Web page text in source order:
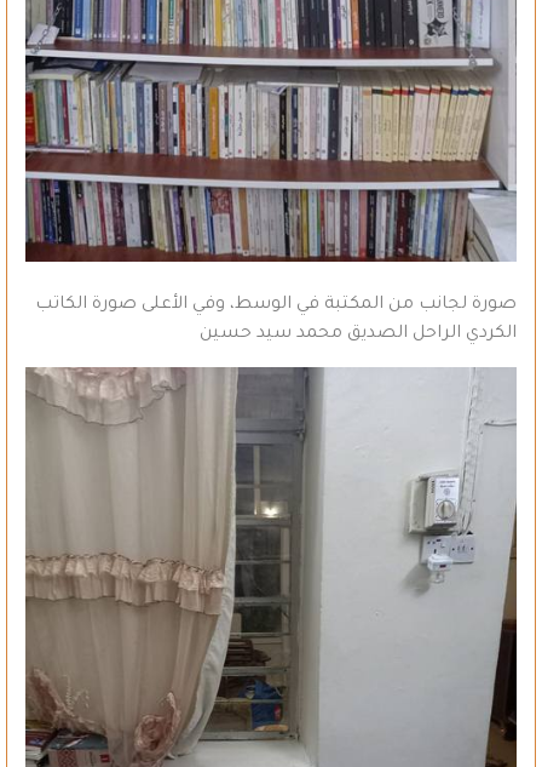
صورة لجانب من المكتبة في الوسط، وفي الأعلى صورة الكاتب
الكردي الراحل الصديق محمد سيد حسين